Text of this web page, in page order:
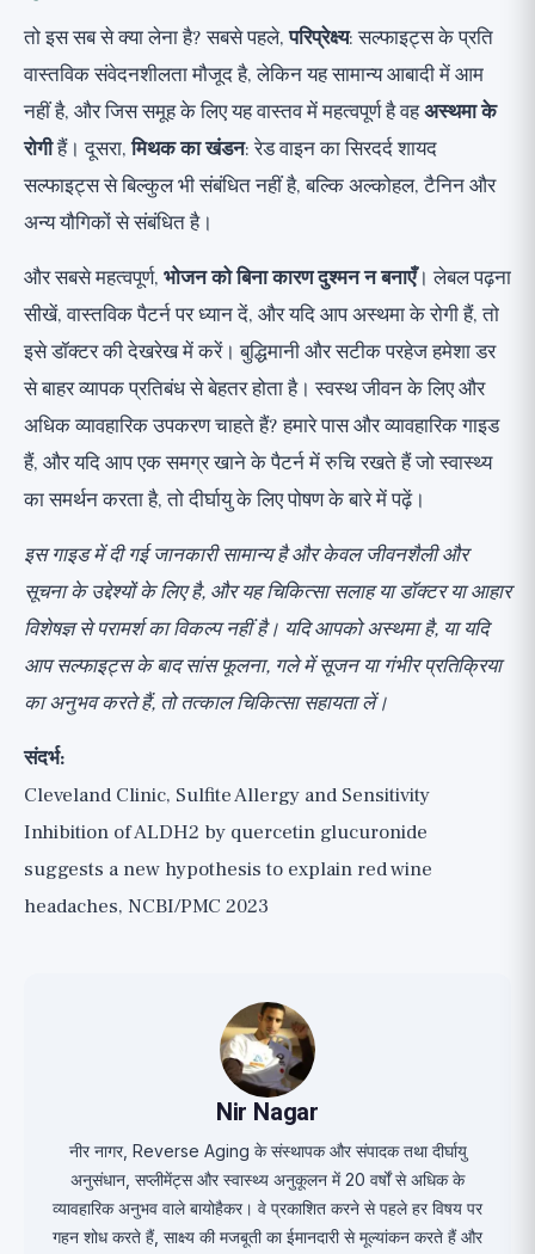
तो इस सब से क्या लेना है? सबसे पहले,परिप्रेक्ष्य: सल्फाइट्स के प्रति
वास्तविक संवेदनशीलता मौजूद है, लेकिन यह सामान्य आबादी में आम
नहीं है, और जिस समूह के लिए यह वास्तव में महत्वपूर्ण है वहअस्थमा के
रोगीहैं। दूसरा,मिथक का खंडन: रेड वाइन का सिरदर्द शायद
सल्फाइट्स से बिल्कुल भी संबंधित नहीं है, बल्कि अल्कोहल, टैनिन और
अन्य यौगिकों से संबंधित है।
और सबसे महत्वपूर्ण, भोजन को बिना कारण दुश्मन न बनाएँ। लेबल पढ़ना
सीखें, वास्तविक पैटर्न पर ध्यान दें, और यदि आप अस्थमा के रोगी हैं, तो
इसे डॉक्टर की देखरेख में करें। बुद्धिमानी और सटीक परहेज हमेशा डर
से बाहर व्यापक प्रतिबंध से बेहतर होता है। स्वस्थ जीवन के लिए और
अधिक व्यावहारिक उपकरण चाहते हैं? हमारे पासऔर व्यावहारिक गाइड
हैं, और यदि आप एक समग्र खाने के पैटर्न में रुचि रखते हैं जो स्वास्थ्य
का समर्थन करता है, तोदीर्घायु के लिए पोषणके बारे में पढ़ें।
इस गाइड में दी गई जानकारी सामान्य है और केवल जीवनशैली और
सूचना के उद्देश्यों के लिए है, और यह चिकित्सा सलाह या डॉक्टर या आहार
विशेषज्ञ से परामर्श का विकल्प नहीं है। यदि आपको अस्थमा है, या यदि
आप सल्फाइट्स के बाद सांस फूलना, गले में सूजन या गंभीर प्रतिक्रिया
का अनुभव करते हैं, तो तत्काल चिकित्सा सहायता लें।
संदर्भ:
Cleveland Clinic, Sulfite Allergy and Sensitivity
Inhibition of ALDH2 by quercetin glucuronide
suggests a new hypothesis to explain red wine
headaches, NCBI/PMC 2023
Nir Nagar
नीर नागर, Reverse Aging के संस्थापक और संपादक तथा दीर्घायु
अनुसंधान, सप्लीमेंट्स और स्वास्थ्य अनुकूलन में 20 वर्षों से अधिक के
व्यावहारिक अनुभव वाले बायोहैकर। वे प्रकाशित करने से पहले हर विषय पर
गहन शोध करते हैं, साक्ष्य की मजबूती का ईमानदारी से मूल्यांकन करते हैं और